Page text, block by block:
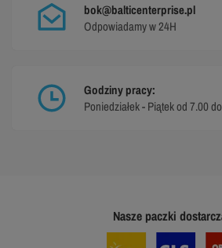
bok@balticenterprise.pl
Odpowiadamy w 24H
Godziny pracy:
Poniedziałek - Piątek od 7.00
Nasze paczki